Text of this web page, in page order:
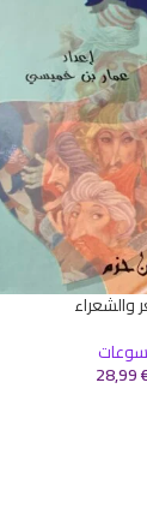
والشعراء
28,99